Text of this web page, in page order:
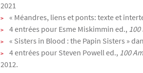
2021
« Méandres, liens et ponts: texte et
4 entrées pour Esme Miskimmin ed.,
« Sisters in Blood : the Papin Sisters »
4 entrées pour Steven Powell ed., 100
2012.